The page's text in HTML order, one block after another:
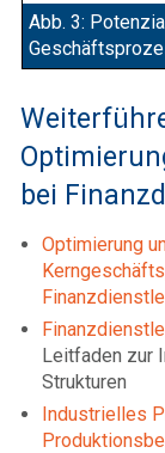
Abb. 3:
bei
Optimierung
Leitfaden zur
Strukturen
Industrielles